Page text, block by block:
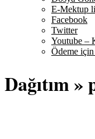
E-Mektup
Facebook
Twitter
Youtube –
Ödeme için
Dağıtım »